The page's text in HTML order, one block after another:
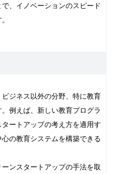
、イノベーションのスピード
ジネス以外の分野、特に教育
例えば、新しい教育プログラ
ートアップの考え方を適用す
の教育システムを構築できる
ンスタートアップの手法を取